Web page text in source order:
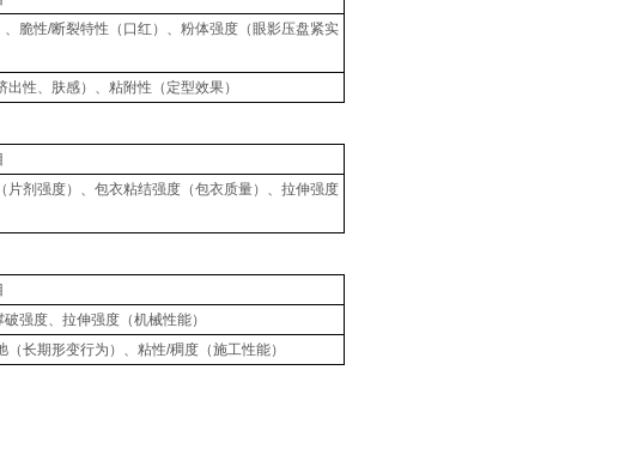
、脆性/断裂特性（口红）、粉体强度（眼影压盘紧实
出性、肤感）、粘附性（定型效果）
片剂强度）、包衣粘结强度（包衣质量）、拉伸强度
强度、拉伸强度（机械性能）
（长期形变行为）、粘性/稠度（施工性能）